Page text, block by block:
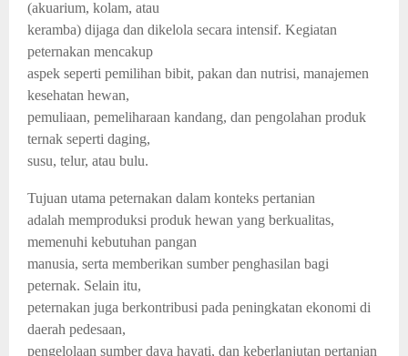
(akuarium, kolam, atau
keramba) dijaga dan dikelola secara intensif. Kegiatan
peternakan mencakup
aspek seperti pemilihan bibit, pakan dan nutrisi, manajemen
kesehatan hewan,
pemuliaan, pemeliharaan kandang, dan pengolahan produk
ternak seperti daging,
susu, telur, atau bulu.
Tujuan utama peternakan dalam konteks pertanian
adalah memproduksi produk hewan yang berkualitas,
memenuhi kebutuhan pangan
manusia, serta memberikan sumber penghasilan bagi
peternak. Selain itu,
peternakan juga berkontribusi pada peningkatan ekonomi di
daerah pedesaan,
pengelolaan sumber daya hayati, dan keberlanjutan pertanian